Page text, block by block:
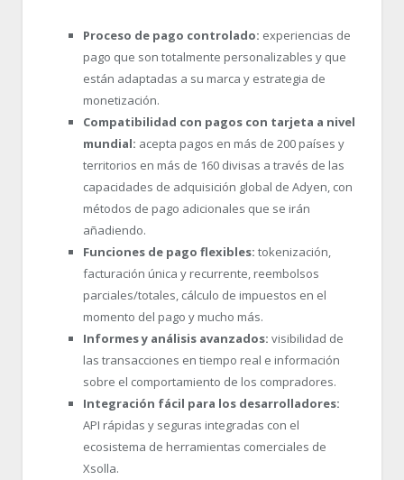
Proceso de pago controlado: experiencias de
pago que son totalmente personalizables y que
están adaptadas a su marca y estrategia de
monetización.
Compatibilidad con pagos con tarjeta a nivel
mundial: acepta pagos en más de 200 países y
territorios en más de 160 divisas a través de las
capacidades de adquisición global de Adyen, con
métodos de pago adicionales que se irán
añadiendo.
Funciones de pago flexibles: tokenización,
facturación única y recurrente, reembolsos
parciales/totales, cálculo de impuestos en el
momento del pago y mucho más.
Informes y análisis avanzados: visibilidad de
las transacciones en tiempo real e información
sobre el comportamiento de los compradores.
Integración fácil para los desarrolladores:
API rápidas y seguras integradas con el
ecosistema de herramientas comerciales de
Xsolla.